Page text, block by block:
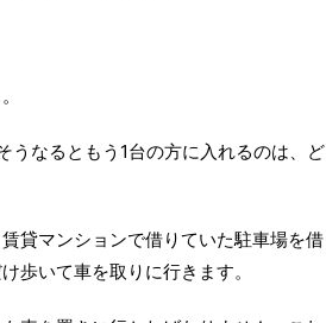
うなるともう1台の方に入れるのは、ど
貸マンションで借りていた駐車場を借
歩いて車を取りに行きます。